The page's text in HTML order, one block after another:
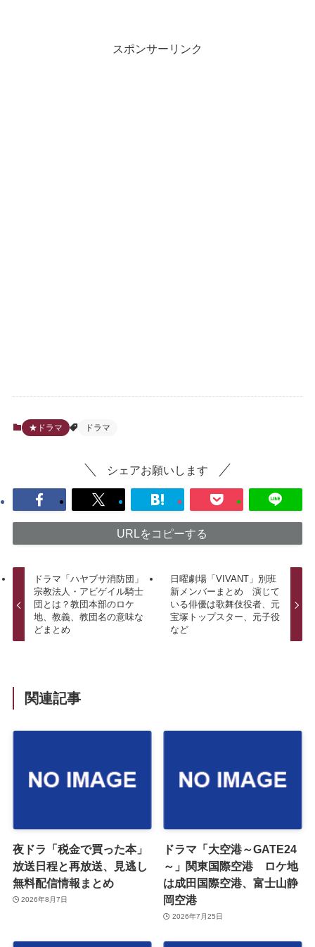
スポンサーリンク
★ドラマ ドラマ
シェアお願いします
URLをコピーする
ドラマ「ハヤブサ消防団」
宗教法人・アビゲイル騎士
団とは？教団本部のロケ
地、教義、教団名の意味な
どまとめ
日曜劇場「VIVANT」別班
新メンバーまとめ 演じて
いる俳優は歌舞伎役者、元
宝塚トップスター、元子役
など
関連記事
夜ドラ「税金で買った本」
放送日程と再放送、見逃し
無料配信情報まとめ
2026年8月7日
ドラマ「大空港～GATE24
～」関東国際空港 ロケ地
は成田国際空港、富士山静
岡空港
2026年7月25日